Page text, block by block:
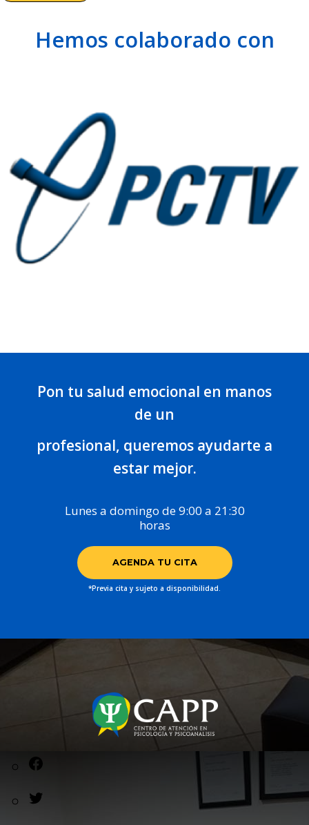
Hemos colaborado con
Pon tu salud emocional en manos
de un
profesional, queremos ayudarte a
estar mejor.
Lunes a domingo de 9:00 a 21:30
horas
AGENDA TU CITA
*Previa cita y sujeto a disponibilidad.